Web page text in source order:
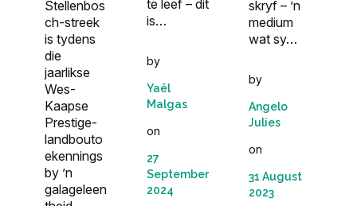
Stellenbos
ch-streek
is tydens
die
jaarlikse
Wes-
Kaapse
Prestige-
landbouto
ekennings
by ’n
galageleen
te leef – dit
is…
by
Yaël
Malgas
on
27
September
2024
skryf – ’n
medium
wat sy…
by
Angelo
Julies
on
31 August
2023